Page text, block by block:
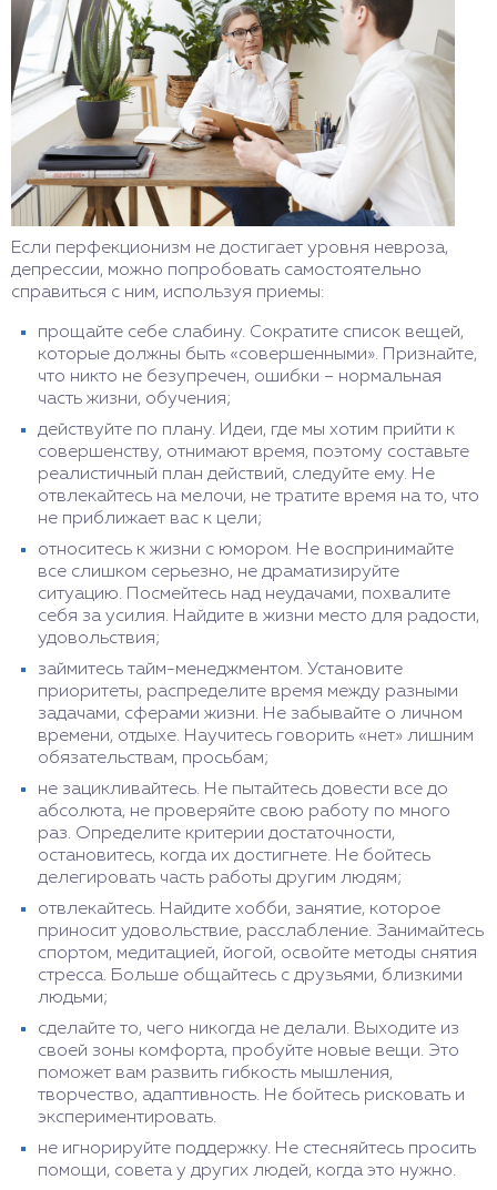
Если перфекционизм не достигает уровня невроза,
депрессии, можно попробовать самостоятельно
справиться с ним, используя приемы:
прощайте себе слабину. Сократите список вещей,
которые должны быть «совершенными». Признайте,
что никто не безупречен, ошибки – нормальная
часть жизни, обучения;
действуйте по плану. Идеи, где мы хотим прийти к
совершенству, отнимают время, поэтому составьте
реалистичный план действий, следуйте ему. Не
отвлекайтесь на мелочи, не тратите время на то, что
не приближает вас к цели;
относитесь к жизни с юмором. Не воспринимайте
все слишком серьезно, не драматизируйте
ситуацию. Посмейтесь над неудачами, похвалите
себя за усилия. Найдите в жизни место для радости,
удовольствия;
займитесь тайм-менеджментом. Установите
приоритеты, распределите время между разными
задачами, сферами жизни. Не забывайте о личном
времени, отдыхе. Научитесь говорить «нет» лишним
обязательствам, просьбам;
не зацикливайтесь. Не пытайтесь довести все до
абсолюта, не проверяйте свою работу по много
раз. Определите критерии достаточности,
остановитесь, когда их достигнете. Не бойтесь
делегировать часть работы другим людям;
отвлекайтесь. Найдите хобби, занятие, которое
приносит удовольствие, расслабление. Занимайтесь
спортом, медитацией, йогой, освойте методы снятия
стресса. Больше общайтесь с друзьями, близкими
людьми;
сделайте то, чего никогда не делали. Выходите из
своей зоны комфорта, пробуйте новые вещи. Это
поможет вам развить гибкость мышления,
творчество, адаптивность. Не бойтесь рисковать и
экспериментировать.
не игнорируйте поддержку. Не стесняйтесь просить
помощи, совета у других людей, когда это нужно.